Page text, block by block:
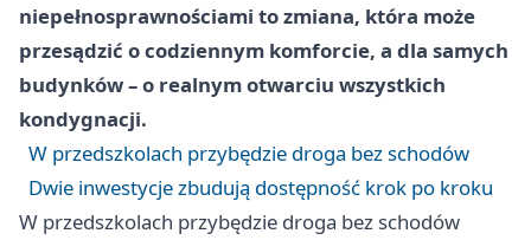
niepełnosprawnościami to zmiana, która może
przesądzić o codziennym komforcie, a dla samych
budynków – o realnym otwarciu wszystkich
kondygnacji.
W przedszkolach przybędzie droga bez schodów
Dwie inwestycje zbudują dostępność krok po kroku
W przedszkolach przybędzie droga bez schodów